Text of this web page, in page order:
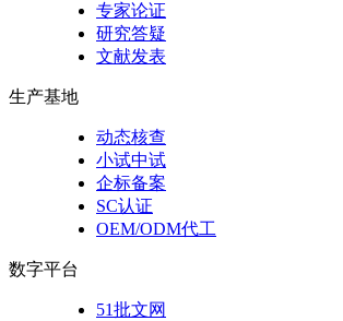
专家论证
研究答疑
文献发表
生产基地
动态核查
小试中试
企标备案
SC认证
OEM/ODM代工
数字平台
51批文网